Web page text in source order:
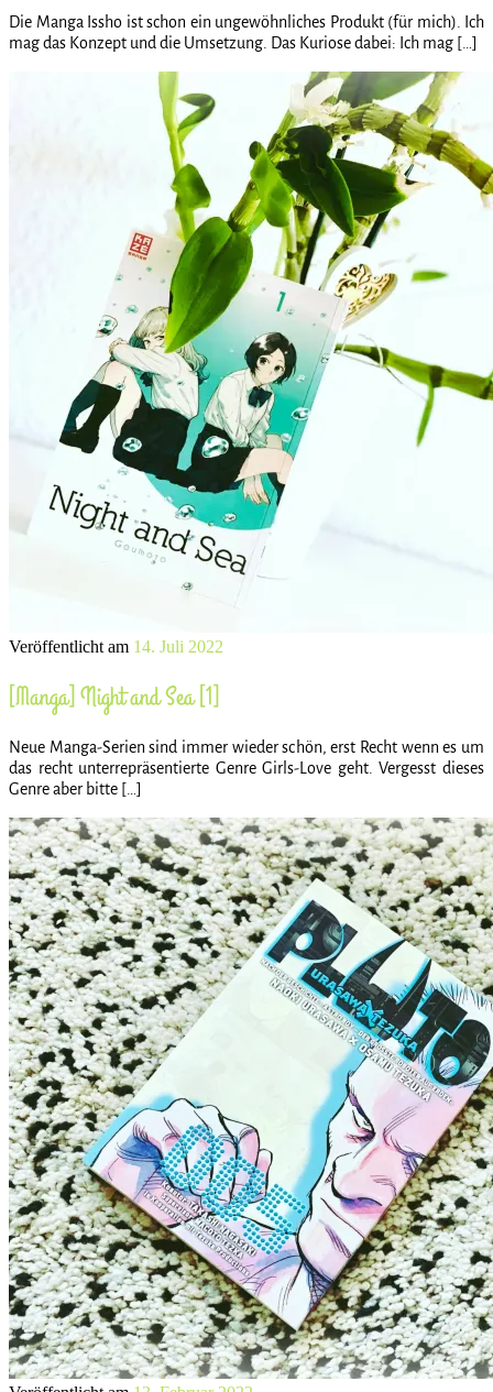
Die Manga Issho ist schon ein ungewöhnliches Produkt (für mich). Ich
mag das Konzept und die Umsetzung. Das Kuriose dabei: Ich mag […]
Veröffentlicht am 14. Juli 2022
[Manga] Night and Sea [1]
Neue Manga-Serien sind immer wieder schön, erst Recht wenn es um
das recht unterrepräsentierte Genre Girls-Love geht. Vergesst dieses
Genre aber bitte […]